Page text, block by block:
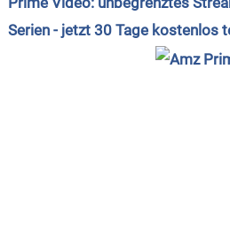
Serien - jetzt 30 Tage kostenlos